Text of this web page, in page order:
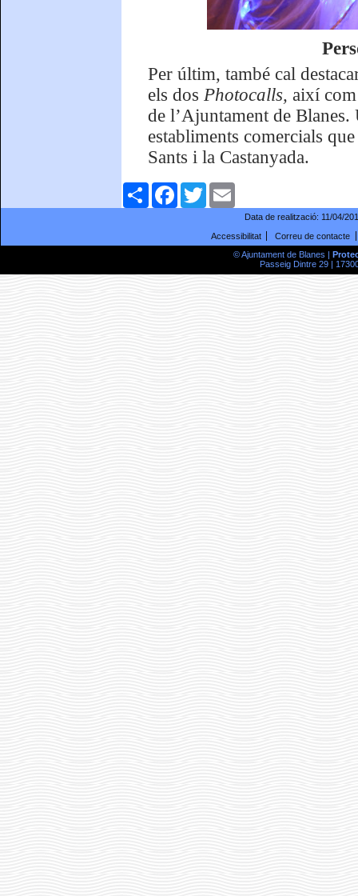
Per últim, també cal
els dos Photocalls, així
de l’Ajuntament de
establiments comercials
Sants i la Castanyada.
ComparteixFacebookTwitter
Data de realització: 11/04/
Accessibilitat
Correu de contacte
© Ajuntament de Blanes |
Passeig Dintre 29 |